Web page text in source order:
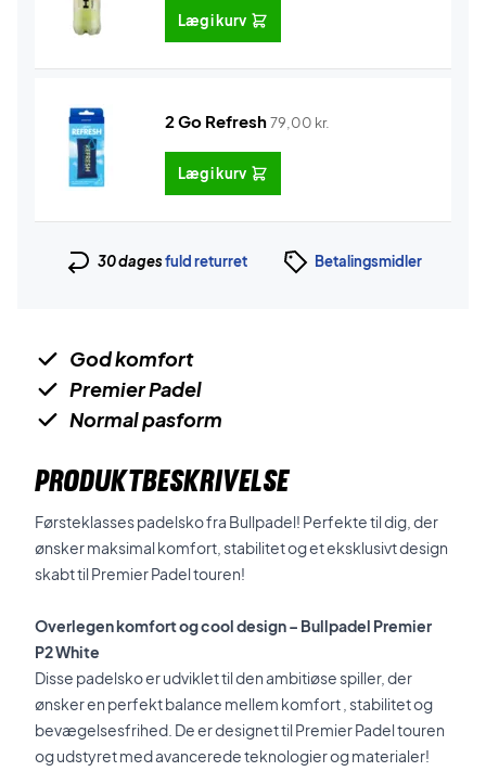
Læg i kurv
2 Go Refresh79,00 kr.
Læg i kurv
30 dagesfuld returret Betalingsmidler
God komfort
Premier Padel
Normal pasform
PRODUKTBESKRIVELSE
Førsteklasses padelsko fra Bullpadel! Perfekte til dig, der
ønsker maksimal komfort, stabilitet og et eksklusivt design
skabt til Premier Padel touren!
Overlegen komfort og cool design – Bullpadel Premier
P2 White
Disse padelsko er udviklet til den ambitiøse spiller, der
ønsker en perfekt balance mellem komfort , stabilitet og
bevægelsesfrihed. De er designet til Premier Padel touren
og udstyret med avancerede teknologier og materialer!